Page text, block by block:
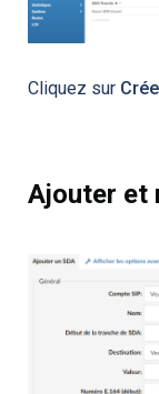
Cliquez sur
Ajouter et